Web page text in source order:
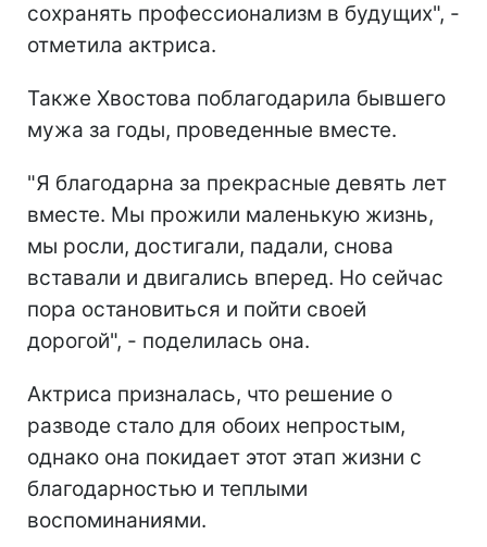
сохранять профессионализм в будущих", -
отметила актриса.
Также Хвостова поблагодарила бывшего
мужа за годы, проведенные вместе.
"Я благодарна за прекрасные девять лет
вместе. Мы прожили маленькую жизнь,
мы росли, достигали, падали, снова
вставали и двигались вперед. Но сейчас
пора остановиться и пойти своей
дорогой", - поделилась она.
Актриса призналась, что решение о
разводе стало для обоих непростым,
однако она покидает этот этап жизни с
благодарностью и теплыми
воспоминаниями.